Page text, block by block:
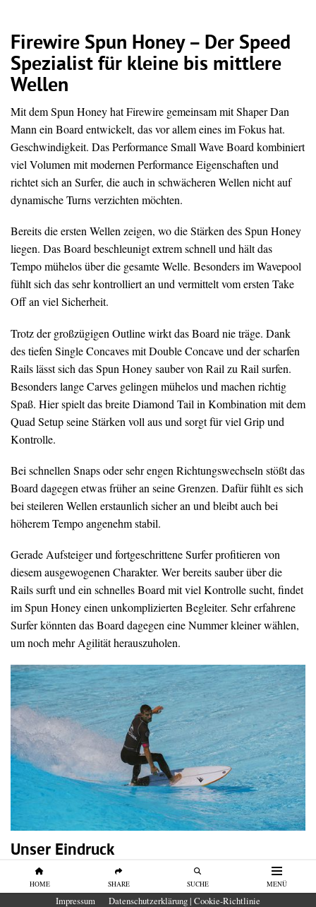
HOME SHARE SUCHE MENÜ
Firewire Spun Honey – Der Speed
Spezialist für kleine bis mittlere
Wellen
Mit dem Spun Honey hat Firewire gemeinsam mit Shaper Dan
Mann ein Board entwickelt, das vor allem eines im Fokus hat.
Geschwindigkeit. Das Performance Small Wave Board kombiniert
viel Volumen mit modernen Performance Eigenschaften und
richtet sich an Surfer, die auch in schwächeren Wellen nicht auf
dynamische Turns verzichten möchten.
Bereits die ersten Wellen zeigen, wo die Stärken des Spun Honey
liegen. Das Board beschleunigt extrem schnell und hält das
Tempo mühelos über die gesamte Welle. Besonders im Wavepool
fühlt sich das sehr kontrolliert an und vermittelt vom ersten Take
Off an viel Sicherheit.
Trotz der großzügigen Outline wirkt das Board nie träge. Dank
des tiefen Single Concaves mit Double Concave und der scharfen
Rails lässt sich das Spun Honey sauber von Rail zu Rail surfen.
Besonders lange Carves gelingen mühelos und machen richtig
Spaß. Hier spielt das breite Diamond Tail in Kombination mit dem
Quad Setup seine Stärken voll aus und sorgt für viel Grip und
Kontrolle.
Bei schnellen Snaps oder sehr engen Richtungswechseln stößt das
Board dagegen etwas früher an seine Grenzen. Dafür fühlt es sich
bei steileren Wellen erstaunlich sicher an und bleibt auch bei
höherem Tempo angenehm stabil.
Gerade Aufsteiger und fortgeschrittene Surfer profitieren von
diesem ausgewogenen Charakter. Wer bereits sauber über die
Rails surft und ein schnelles Board mit viel Kontrolle sucht, findet
im Spun Honey einen unkomplizierten Begleiter. Sehr erfahrene
Surfer könnten das Board dagegen eine Nummer kleiner wählen,
um noch mehr Agilität herauszuholen.
Unser Eindruck
Das Firewire Spun Honey gehört zu den schnellsten Boards
unseres Tests. Es verbindet hohe Grundgeschwindigkeit mit viel
Impressum Datenschutzerklärung | Cookie-Richtlinie